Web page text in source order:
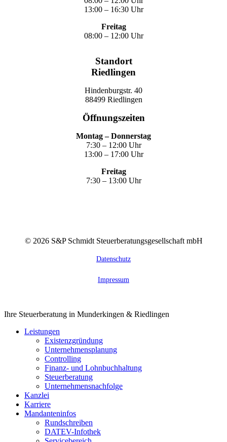
13:00 – 16:30 Uhr
Freitag
08:00 – 12:00 Uhr
Standort
Riedlingen
Hindenburgstr. 40
88499 Riedlingen
Öffnungszeiten
Montag – Donnerstag
7:30 – 12:00 Uhr
13:00 – 17:00 Uhr
Freitag
7:30 – 13:00 Uhr
© 2026S&P Schmidt Steuerberatungsgesellschaft mbH
Datenschutz
Impressum
Close
Ihre Steuerberatung in Munderkingen & Riedlingen
Leistungen
Existenzgründung
Unternehmensplanung
Controlling
Finanz- und Lohnbuchhaltung
Steuerberatung
Unternehmensnachfolge
Kanzlei
Karriere
Mandanteninfos
Rundschreiben
DATEV-Infothek